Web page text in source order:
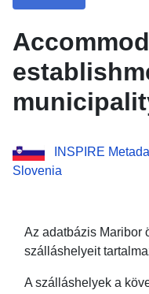
INSPIRE
Slovenia
Az adatbázis Maribor
szálláshelyeit
A szálláshelyek a